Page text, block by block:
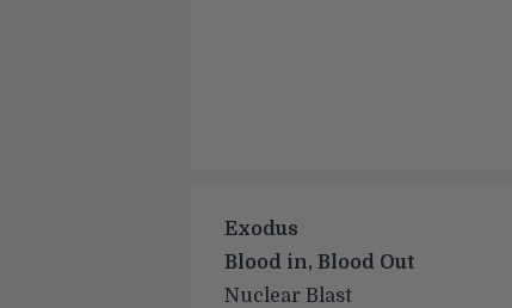
Exodus
Blood in, Blood Out
Nuclear Blast